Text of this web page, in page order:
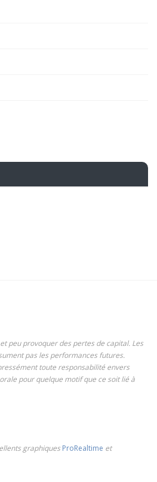
peu provoquer des pertes de capital. Les
pas les performances futures.
toute responsabilité envers
pour quelque motif que ce soit lié à
graphiques ProRealtime et